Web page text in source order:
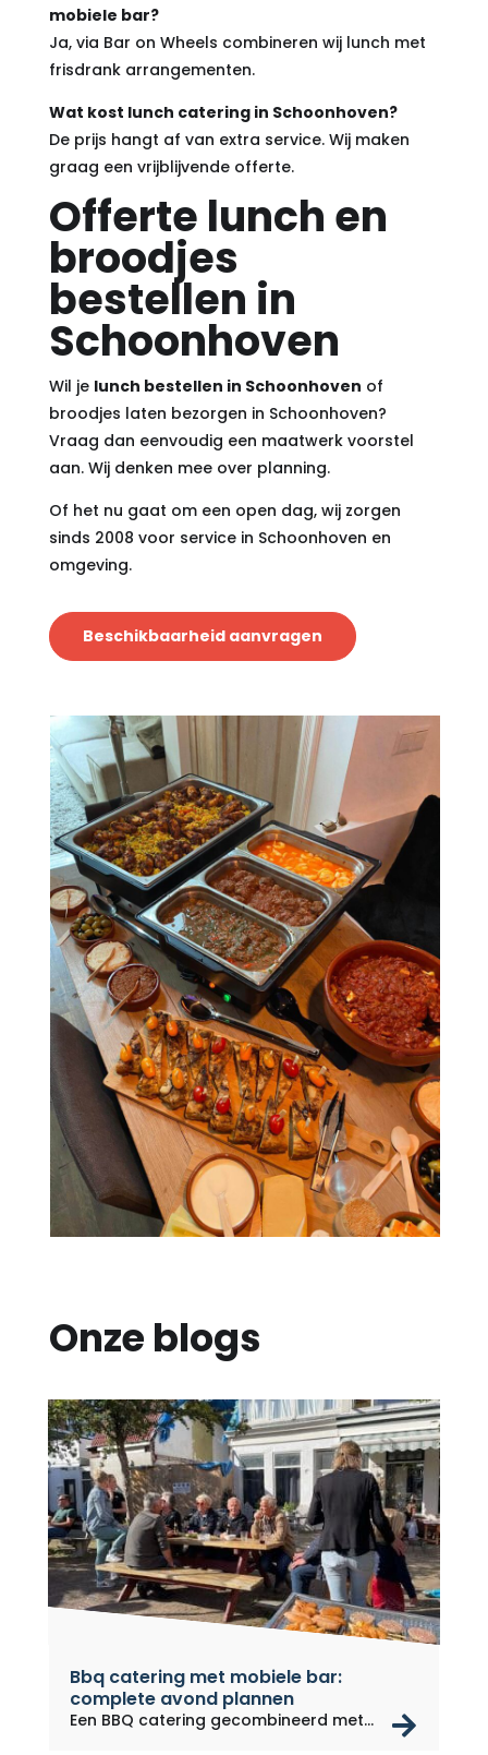
mobiele bar?
Ja, via Bar on Wheels combineren wij lunch met
frisdrank arrangementen.
Wat kost lunch catering in Schoonhoven?
De prijs hangt af van extra service. Wij maken
graag een vrijblijvende offerte.
Offerte lunch en
broodjes
bestellen in
Schoonhoven
Wil je lunch bestellen in Schoonhoven of
broodjes laten bezorgen in Schoonhoven?
Vraag dan eenvoudig een maatwerk voorstel
aan. Wij denken mee over planning.
Of het nu gaat om een open dag, wij zorgen
sinds 2008 voor service in Schoonhoven en
omgeving.
Beschikbaarheid aanvragen
Onze blogs
Bbq catering met mobiele bar:
complete avond plannen
Een BBQ catering gecombineerd met